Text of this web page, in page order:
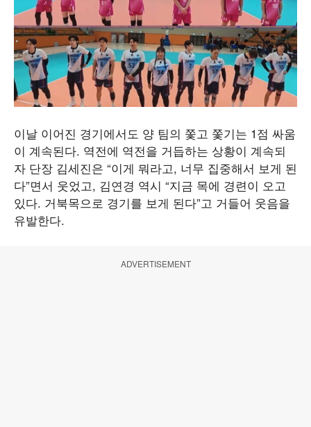
이날 이어진 경기에서도 양 팀의 쫓고 쫓기는 1점 싸움
이 계속된다. 역전에 역전을 거듭하는 상황이 계속되
자 단장 김세진은 “이게 뭐라고, 너무 집중해서 보게 된
다”면서 웃었고, 김연경 역시 “지금 목에 경련이 오고
있다. 거북목으로 경기를 보게 된다”고 거들어 웃음을
유발한다.
ADVERTISEMENT